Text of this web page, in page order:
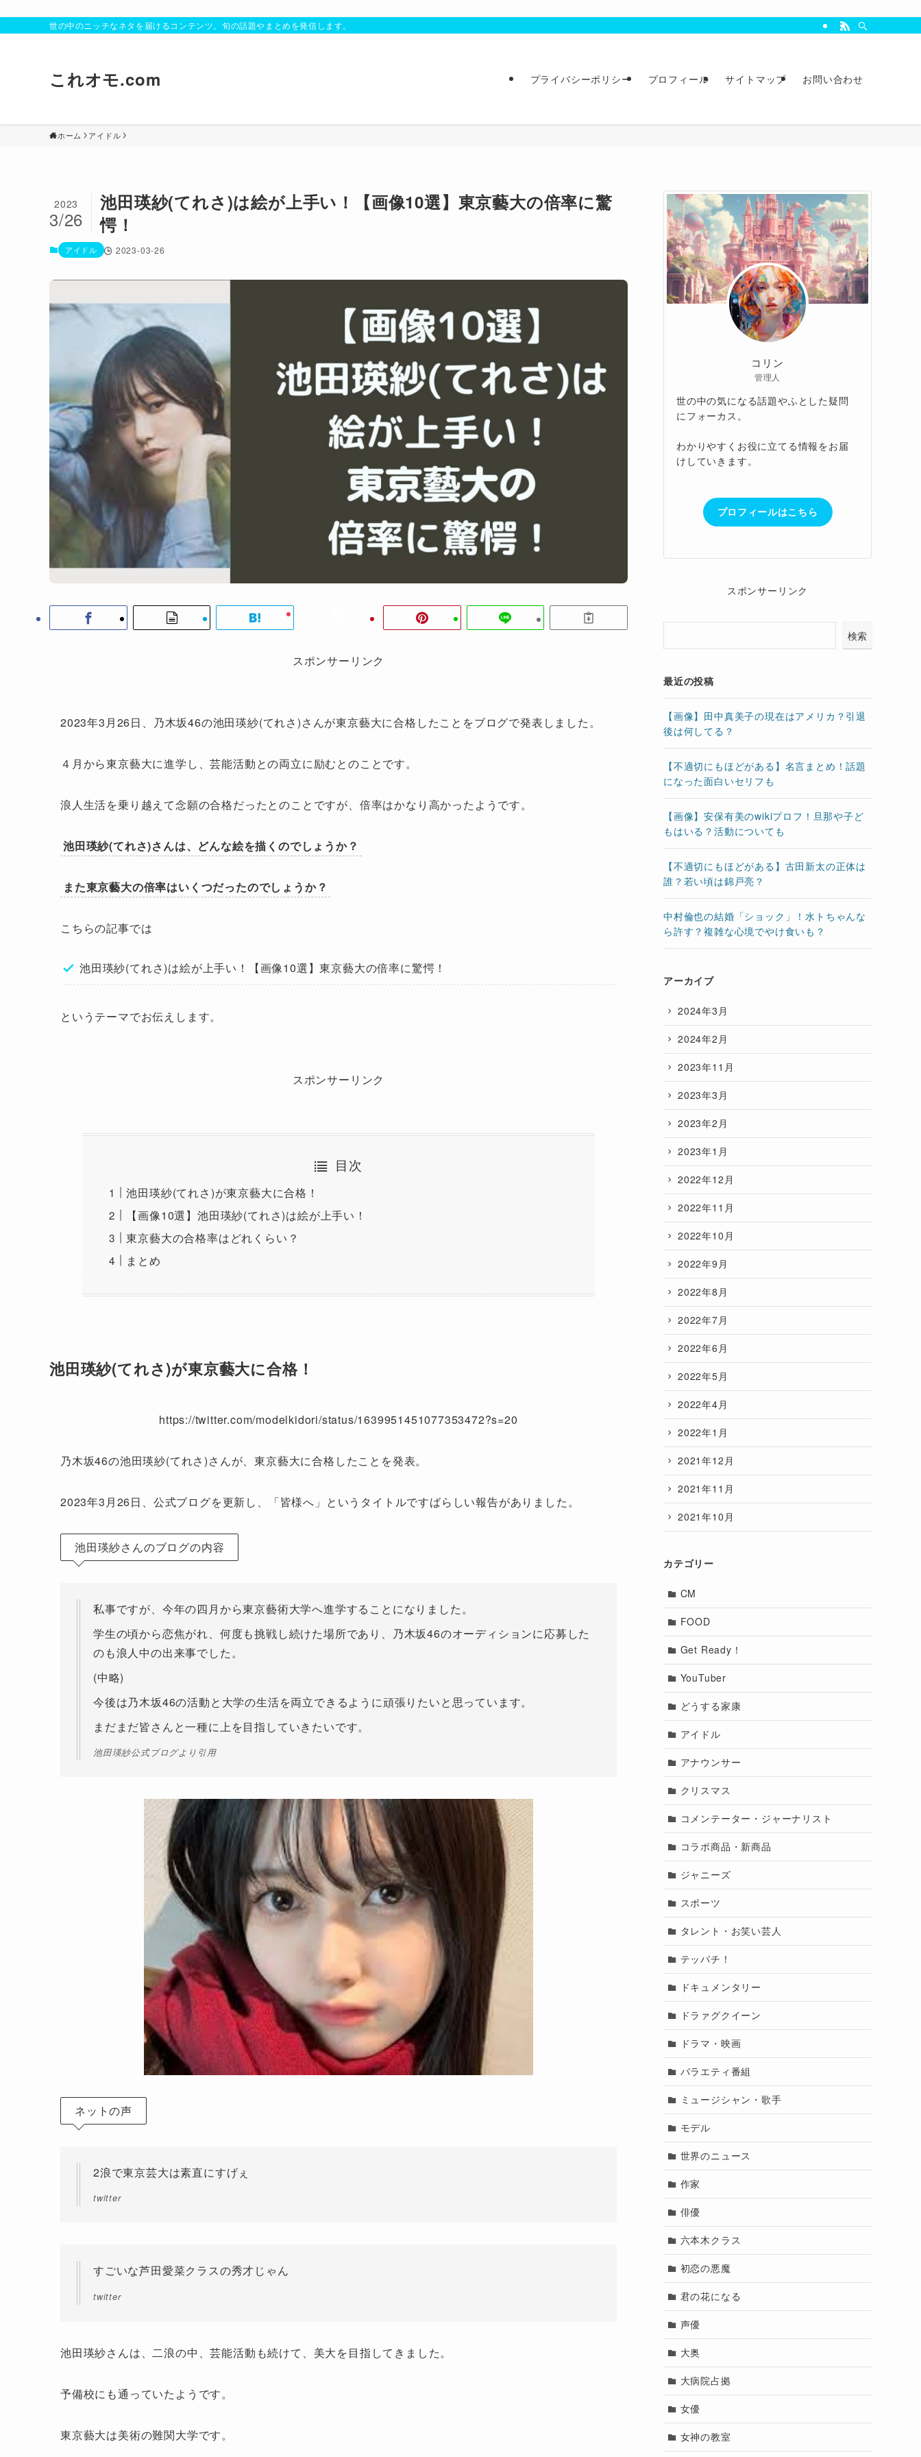
世の中のニッチなネタを届けるコンテンツ。旬の話題やまとめを発信します。
これオモ.com プライバシーポリシー プロフィール サイトマップ お問い合わせ
ホーム アイドル
池田瑛紗(てれさ)は絵が上手い！【画像10選】東京藝大の倍率に驚
愕！
2023
3/26
アイドル 2023-03-26
スポンサーリンク
2023年3月26日、乃木坂46の池田瑛紗(てれさ)さんが東京藝大に合格したことをブログで発表しました。
４月から東京藝大に進学し、芸能活動との両立に励むとのことです。
浪人生活を乗り越えて念願の合格だったとのことですが、倍率はかなり高かったようです。
池田瑛紗(てれさ)さんは、どんな絵を描くのでしょうか？
また東京藝大の倍率はいくつだったのでしょうか？
こちらの記事では
池田瑛紗(てれさ)は絵が上手い！【画像10選】東京藝大の倍率に驚愕！
というテーマでお伝えします。
スポンサーリンク
目次
池田瑛紗(てれさ)が東京藝大に合格！
【画像10選】池田瑛紗(てれさ)は絵が上手い！
東京藝大の合格率はどれくらい？
まとめ
池田瑛紗(てれさ)が東京藝大に合格！
https://twitter.com/modelkidori/status/1639951451077353472?s=20
乃木坂46の池田瑛紗(てれさ)さんが、東京藝大に合格したことを発表。
2023年3月26日、公式ブログを更新し、「皆様へ」というタイトルですばらしい報告がありました。
池田瑛紗さんのブログの内容
私事ですが、今年の四月から東京藝術大学へ進学することになりました。
学生の頃から恋焦がれ、何度も挑戦し続けた場所であり、乃木坂46のオーディションに応募した
のも浪人中の出来事でした。
(中略)
今後は乃木坂46の活動と大学の生活を両立できるように頑張りたいと思っています。
まだまだ皆さんと一種に上を目指していきたいです。
池田瑛紗公式ブログより引用
ネットの声
2浪で東京芸大は素直にすげぇ
twitter
すごいな芦田愛菜クラスの秀才じゃん
twitter
池田瑛紗さんは、二浪の中、芸能活動も続けて、美大を目指してきました。
予備校にも通っていたようです。
東京藝大は美術の難関大学です。
コリン
管理人
世の中の気になる話題やふとした疑問
にフォーカス。
わかりやすくお役に立てる情報をお届
けしていきます。
プロフィールはこちら
スポンサーリンク
検索
最近の投稿
【画像】田中真美子の現在はアメリカ？引退
後は何してる？
【不適切にもほどがある】名言まとめ！話題
になった面白いセリフも
【画像】安保有美のwikiプロフ！旦那や子ど
もはいる？活動についても
【不適切にもほどがある】古田新太の正体は
誰？若い頃は錦戸亮？
中村倫也の結婚「ショック」！水トちゃんな
ら許す？複雑な心境でやけ食いも？
アーカイブ
2024年3月
2024年2月
2023年11月
2023年3月
2023年2月
2023年1月
2022年12月
2022年11月
2022年10月
2022年9月
2022年8月
2022年7月
2022年6月
2022年5月
2022年4月
2022年1月
2021年12月
2021年11月
2021年10月
カテゴリー
CM
FOOD
Get Ready！
YouTuber
どうする家康
アイドル
アナウンサー
クリスマス
コメンテーター・ジャーナリスト
コラボ商品・新商品
ジャニーズ
スポーツ
タレント・お笑い芸人
テッパチ！
ドキュメンタリー
ドラァグクイーン
ドラマ・映画
バラエティ番組
ミュージシャン・歌手
モデル
世界のニュース
作家
俳優
六本木クラス
初恋の悪魔
君の花になる
声優
大奥
大病院占拠
女優
女神の教室